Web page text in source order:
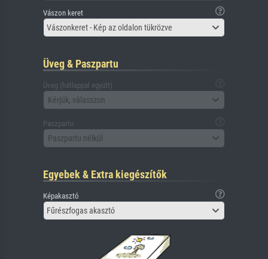
Vászon keret
Vászonkeret - Kép az oldalon tükrözve
Üveg & Paszpartu
Üveg (hátlappal együtt)
Kérjük, válasszon
Paszpartu
Paszpartu nélkül
Egyebek & Extra kiegészítők
Képakasztó
Fűrészfogas akasztó